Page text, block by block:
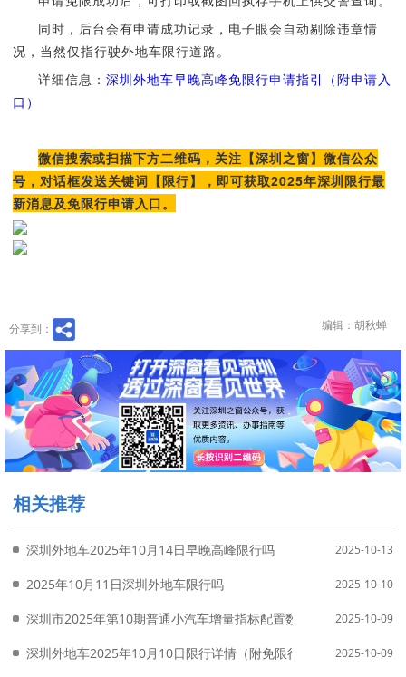
同时，后台会有申请成功记录，电子眼会自动剔除违章情
况，当然仅指行驶外地车限行道路。
详细信息： 深圳外地车早晚高峰免限行申请指引（附申请入
口）
微信搜索或扫描下方二维码，关注【深圳之窗】微信公众
号，对话框发送关键词【限行】，即可获取2025年深圳限行最
新消息及免限行申请入口。
分享到： 编辑：胡秋蝉
相关推荐
深圳外地车2025年10月14日早晚高峰限行吗 2025-10-13
2025年10月11日深圳外地车限行吗 2025-10-10
深圳市2025年第10期普通小汽车增量指标配置数量 2025-10-09
深圳外地车2025年10月10日限行详情（附免限行申请入口）2025-10-09